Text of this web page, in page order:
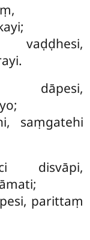
dāpesi,
saṃgatehi
disvāpi,
parittaṃ